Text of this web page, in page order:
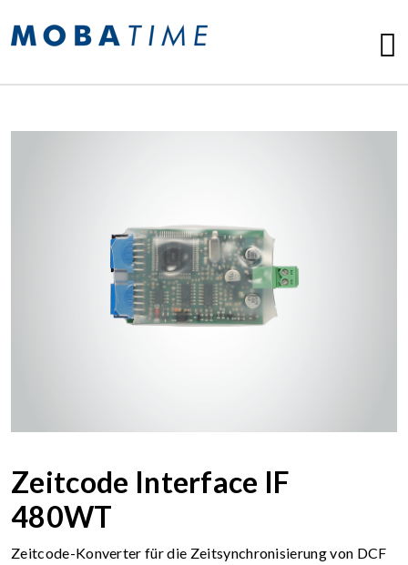
Zeitcode Interface IF
480WT
Zeitcode-Konverter für die Zeitsynchronisierung von DCF